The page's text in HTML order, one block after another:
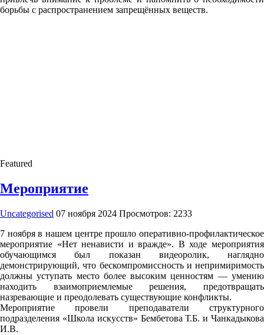
борьбы с распространением запрещённых веществ.
Featured
Мероприятие
Uncategorised 07 ноября 2024 Просмотров: 2233
7 ноября в нашем центре прошло оперативно-профилактическое
мероприятие «Нет ненависти и вражде». В ходе мероприятия
обучающимся был показан видеоролик, наглядно
демонстрирующий, что бескомпромиссность и непримиримость
должны уступать место более высоким ценностям — умению
находить взаимоприемлемые решения, предотвращать
назревающие и преодолевать существующие конфликты.
Мероприятие провели преподаватели структурного
подразделения «Школа искусств» Бембетова Т.Б. и Чанкадыкова
И.В.